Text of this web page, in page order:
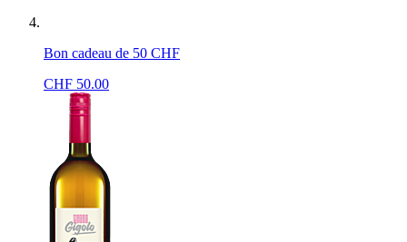
Bon cadeau de 50 CHF
CHF 50.00